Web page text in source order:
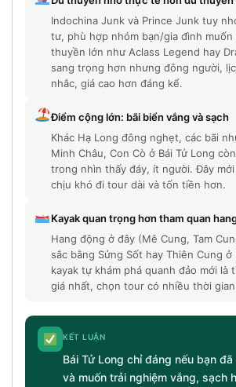
Indochina Junk và Prince Junk tuy
tư, phù hợp nhóm bạn/gia đình muốn
thuyền lớn như Aclass Legend hay
sang trọng hơn nhưng đông người,
nhắc, giá cao hơn đáng kể.
Điểm cộng lớn: bãi biển vắng và sạch
Khác Hạ Long đông nghẹt, các bãi
Minh Châu, Con Cò ở Bái Tử Long
trong nhìn thấy đáy, ít người. Đây
chịu khó đi tour dài và tốn tiền hơn.
Kayak quan trọng hơn tham quan
Hang động ở đây (Mê Cung, Tam
sắc bằng Sửng Sốt hay Thiên Cung ở
kayak tự khám phá quanh đảo mới là
giá nhất, chọn tour có nhiều thời gian
KẾT LUẬN
Bái Tử Long chỉ đáng nếu bạn
và muốn trải nghiệm vắng, sạch